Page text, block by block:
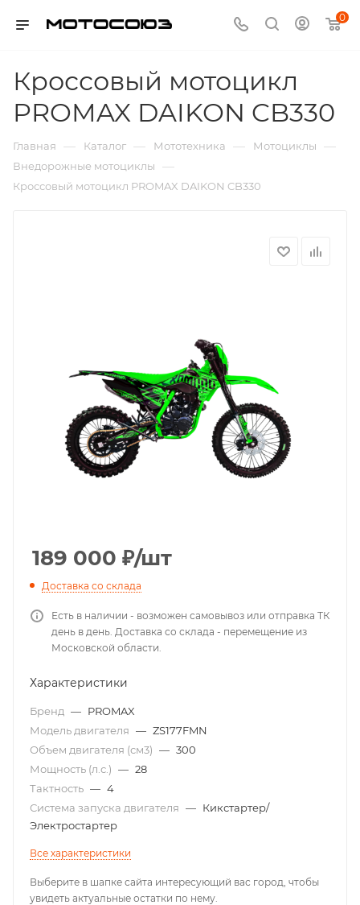
0
Кроссовый мотоцикл
PROMAX DAIKON CB330
Главная — Каталог — Мототехника — Мотоциклы —
Внедорожные мотоциклы —
Кроссовый мотоцикл PROMAX DAIKON CB330
189 000 ₽/шт
Доставка со склада
Есть в наличии - возможен самовывоз или отправка ТК
день в день. Доставка со склада - перемещение из
Московской области.
Характеристики
Бренд — PROMAX
Модель двигателя — ZS177FMN
Объем двигателя (см3) — 300
Мощность (л.с.) — 28
Тактность — 4
Система запуска двигателя — Кикстартер/
Электростартер
Все характеристики
Выберите в шапке сайта интересующий вас город, чтобы
увидеть актуальные остатки по нему.